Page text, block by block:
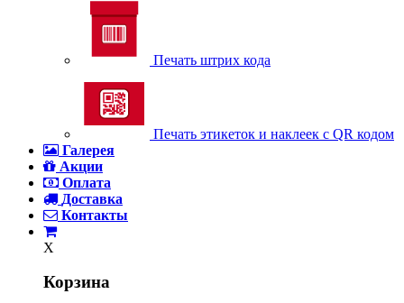
Печать штрих кода
Печать этикеток и наклеек с QR кодом
Галерея
Акции
Оплата
Доставка
Контакты
X
Корзина